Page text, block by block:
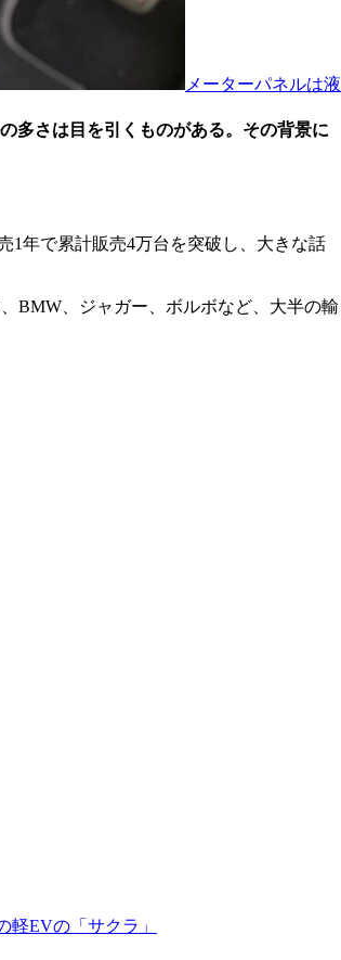
メーターパネルは液
多さは目を引くものがある。その背景に
1年で累計販売4万台を突破し、大きな話
BMW、ジャガー、ボルボなど、大半の輸
EVの「サクラ」